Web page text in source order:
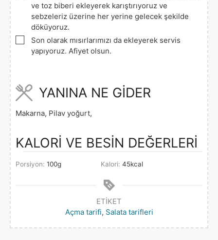
ve toz biberi ekleyerek karıştırıyoruz ve
sebzeleriz üzerine her yerine gelecek şekilde
döküyoruz.
▢
Son olarak mısırlarımızı da ekleyerek servis
yapıyoruz. Afiyet olsun.
YANINA NE GİDER
Makarna, Pilav yoğurt,
KALORİ VE BESİN DEĞERLERİ
Porsiyon: 100g Kalori: 45kcal
ETIKET
Açma tarifi, Salata tarifleri